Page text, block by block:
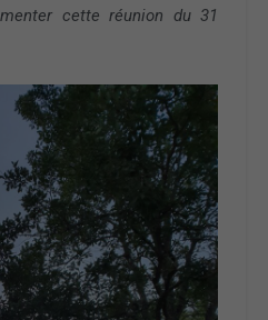
cette réunion du 31